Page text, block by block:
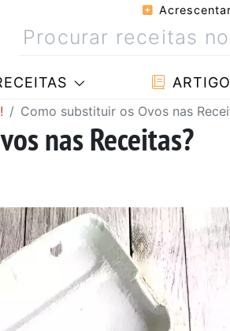
Como substituir os Ovos nas
nas Receitas?